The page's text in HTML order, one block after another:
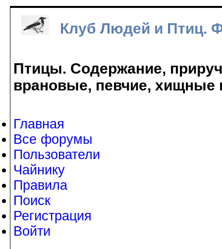
Клуб Людей и Птиц.
Птицы. Содержание,
врановые, певчие, хищные
Главная
Все форумы
Пользователи
Чайнику
Правила
Поиск
Регистрация
Войти